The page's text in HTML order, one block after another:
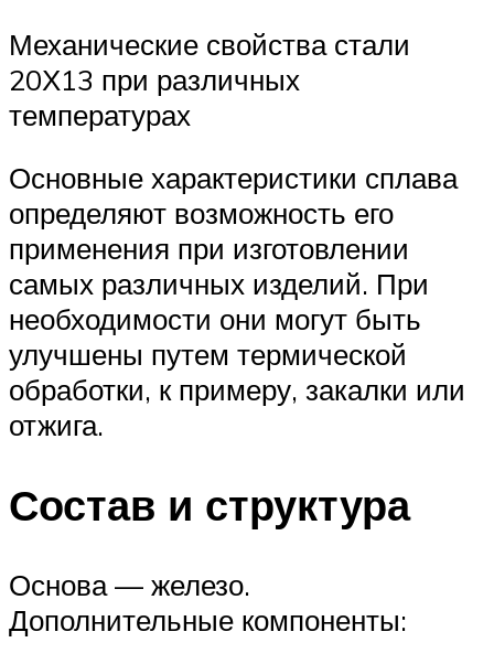
Механические свойства стали
20Х13 при различных
температурах
Основные характеристики сплава
определяют возможность его
применения при изготовлении
самых различных изделий. При
необходимости они могут быть
улучшены путем термической
обработки, к примеру, закалки или
отжига.
Состав и структура
Основа — железо.
Дополнительные компоненты: